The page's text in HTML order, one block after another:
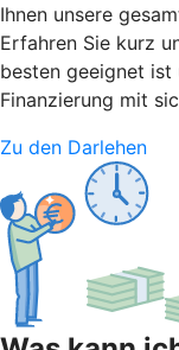
Ihnen unsere
Erfahren Sie kurz
besten geeignet
Finanzierung mit
Zu den Darlehen